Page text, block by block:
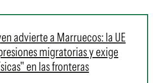
advierte a Marruecos: la UE
migratorias y exige
en las fronteras